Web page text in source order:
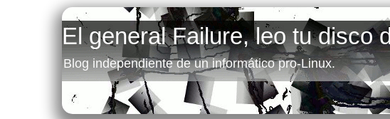
El general Failure, leo tu disco
Blog independiente de un informático pro-Linux.